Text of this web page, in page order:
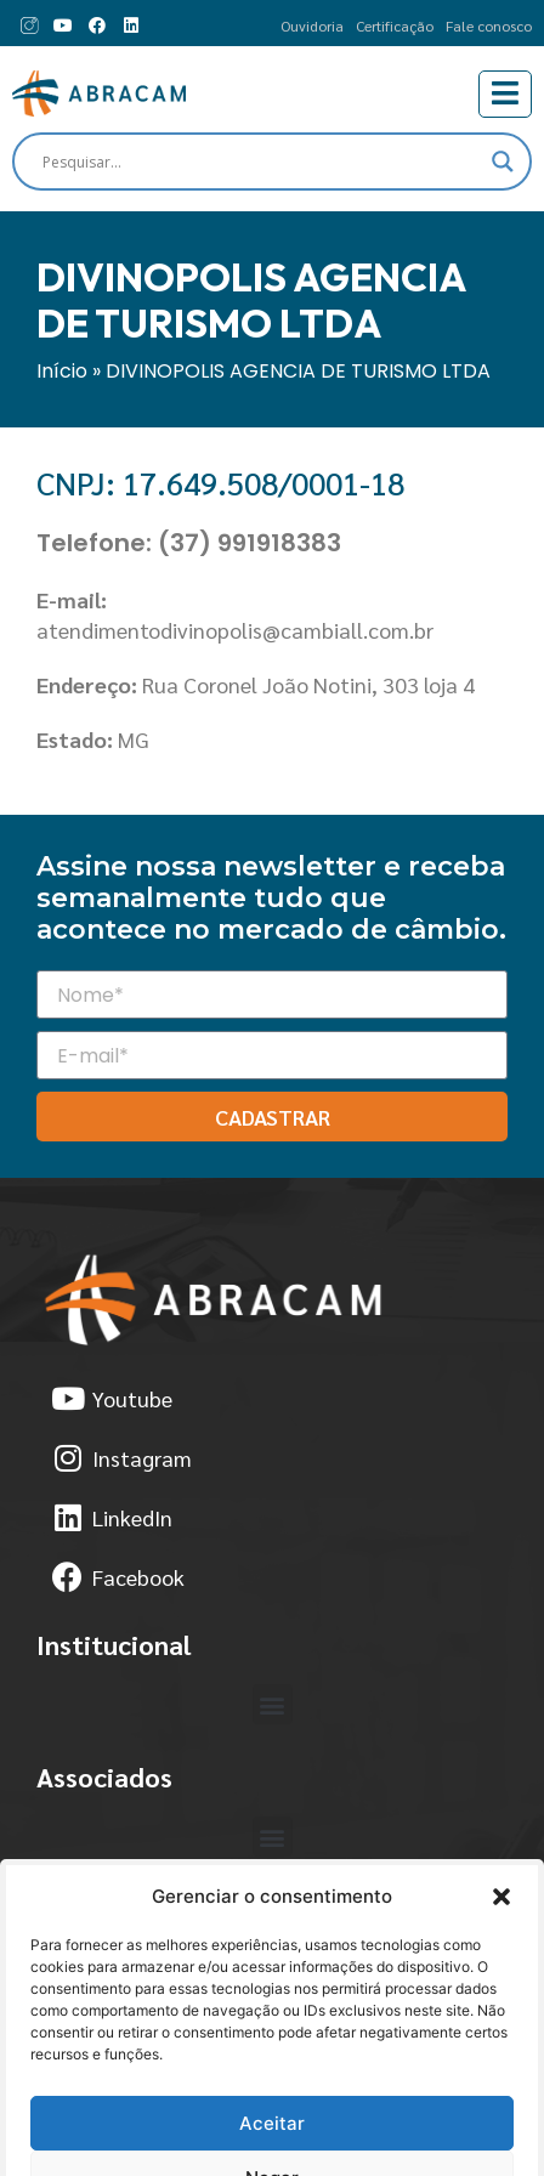
Gerenciar o consentimento
Para fornecer as melhores experiências, usamos tecnologias como
cookies para armazenar e/ou acessar informações do dispositivo. O
consentimento para essas tecnologias nos permitirá processar dados
como comportamento de navegação ou IDs exclusivos neste site. Não
consentir ou retirar o consentimento pode afetar negativamente certos
recursos e funções.
Aceitar
Ouvidoria Certificação Fale conosco
DIVINOPOLIS AGENCIA
DE TURISMO LTDA
Início » DIVINOPOLIS AGENCIA DE TURISMO LTDA
CNPJ: 17.649.508/0001-18
Telefone: (37) 991918383
E-mail:
atendimentodivinopolis@cambiall.com.br
Endereço: Rua Coronel João Notini, 303 loja 4
Estado: MG
Assine nossa newsletter e receba
semanalmente tudo que
acontece no mercado de câmbio.
CADASTRAR
Youtube
Instagram
LinkedIn
Facebook
Institucional
Associados
+55 (11) 3113-4040
abracam@abracam.com
Bela Vista - São Paulo, SP CEP 01310-300